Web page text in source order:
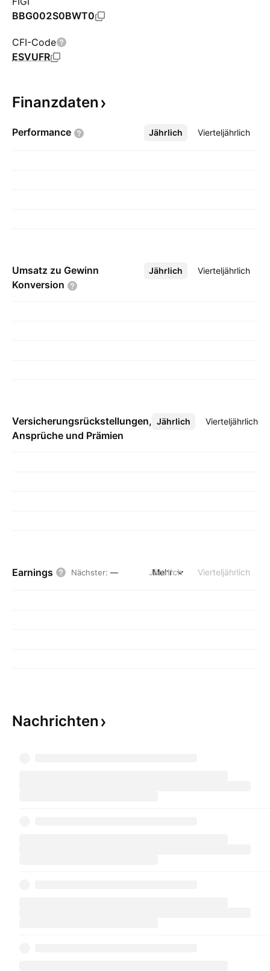
BBG002S0BWT0
CFI-Code
ESVUFR
Finanzdaten
Performance Jährlich Vierteljährlich
Mehr
Umsatz zu Gewinn
Konversion
Jährlich Vierteljährlich
Mehr
Versicherungsrückstellungen,
Ansprüche und Prämien
Jährlich Vierteljährlich
Mehr
Earnings Nächster: — Jährlich Vierteljährlich
Mehr
Nachrichten